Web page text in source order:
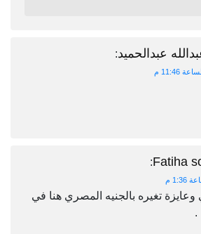
عبدالحميد:
Fatiha
:
تغيره بالجنيه المصري هنا في
.